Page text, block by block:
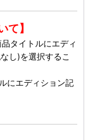
て】
タイトルにエディ
し)を選択するこ
にエディション記